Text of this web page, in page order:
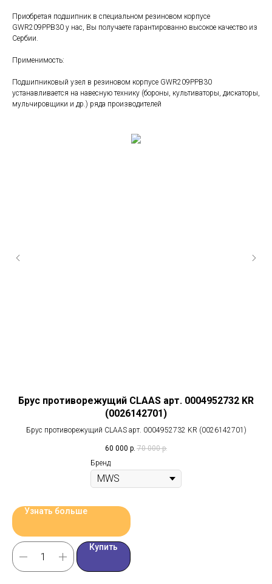
Приобретая подшипник в специальном резиновом корпусе
GWR209PPB30 у нас, Вы получаете гарантированно высокое качество из
Сербии.
Применимость:
Подшипниковый узел в резиновом корпусе GWR209PPB30
устанавливается на навесную технику (бороны, культиваторы, дискаторы,
мульчировщики и др.) ряда производителей
Брус противорежущий CLAAS арт. 0004952732 KR
(0026142701)
Брус противорежущий CLAAS арт. 0004952732 KR (0026142701)
60 000 р. 70 000 р.
Бренд
Узнать больше
Купить